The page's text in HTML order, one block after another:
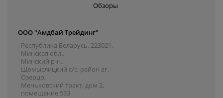
Обзоры
ООО "Амдбай Трейдинг"
Республика Беларусь, 223021,
Минская обл.,
Минский р-н.,
Щомыслицкий с/с, район аг.
Озерцо,
Меньковский тракт, дом 2,
помещение 533